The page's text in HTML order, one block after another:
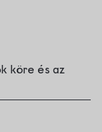
köre és az